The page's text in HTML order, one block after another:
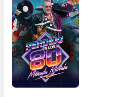
Un show para quienes crecieron
quieren entender por qué fue una
monólogo que está arrasando en
teatros y dejando al público con
reído, me he emocionado y me lo
Porque los 80 no fueron solo una
movida.